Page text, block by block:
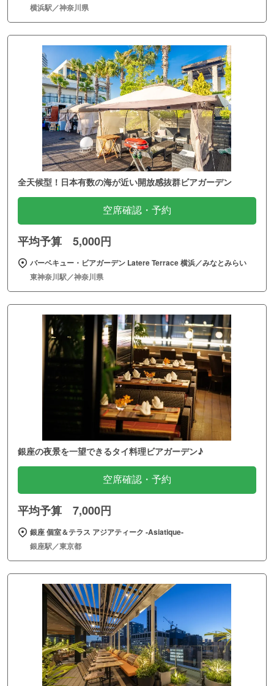
横浜駅／神奈川県
全天候型！日本有数の海が近い開放感抜群ビアガーデン
空席確認・予約
平均予算 5,000円
バーベキュー・ビアガーデン Latere Terrace 横浜／みなとみらい
東神奈川駅／神奈川県
銀座の夜景を一望できるタイ料理ビアガーデン♪
空席確認・予約
平均予算 7,000円
銀座 個室＆テラス アジアティーク ‐Asiatique‐
銀座駅／東京都